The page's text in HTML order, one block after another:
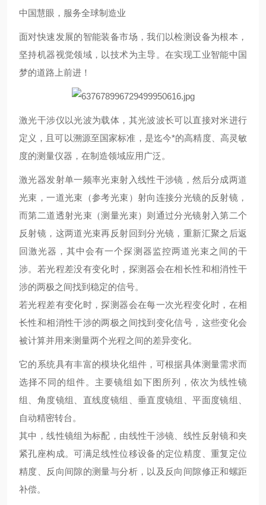
中国慧眼，服务全球制造业
面对快速发展的智能装备市场，我们以检测设备为根本，
坚持机器视觉领域，以技术为主导。在实现工业智能中国
梦的道路上前进！
激光干涉仪以光波为载体，其光波波长可以直接对米进行
定义，且可以溯源至国家标准，是迄今*的高精度、高灵敏
度的测量仪器，在制造领域应用广泛。
激光器发射单一频率光束射入线性干涉镜，然后分成两道
光束，一道光束（参考光束）射向连接分光镜的反射镜，
而第二道透射光束（测量光束）则通过分光镜射入第二个
反射镜，这两道光束再反射回到分光镜，重新汇聚之后返
回激光器，其中会有一个探测器监控两道光束之间的干
涉。若光程差没有变化时，探测器会在相长性和相消性干
涉的两极之间找到稳定的信号。
若光程差有变化时，探测器会在每一次光程变化时，在相
长性和相消性干涉的两极之间找到变化信号，这些变化会
被计算并用来测量两个光程之间的差异变化。
它的系统具有丰富的模块化组件，可根据具体测量需求而
选择不同的组件。主要镜组如下图所列，依次为线性镜
组、角度镜组、直线度镜组、垂直度镜组、平面度镜组、
自动精密转台。
其中，线性镜组为标配，由线性干涉镜、线性反射镜和夹
紧孔座构成。可满足线性位移设备的定位精度、重复定位
精度、反向间隙的测量与分析，以及反向间隙修正和螺距
补偿。